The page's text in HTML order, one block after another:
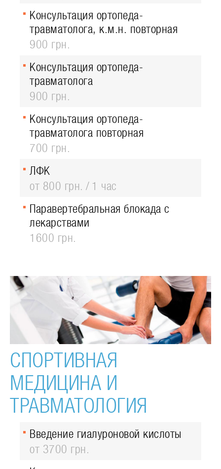
Консультация ортопеда-
травматолога, к.м.н. повторная
900 грн.
Консультация ортопеда-
травматолога
900 грн.
Консультация ортопеда-
травматолога повторная
700 грн.
ЛФК
от 800 грн.
1 час
Паравертебральная блокада с
лекарствами
1600 грн.
СПОРТИВНАЯ
МЕДИЦИНА И
ТРАВМАТОЛОГИЯ
Введение гиалуроновой кислоты
от 3700 грн.